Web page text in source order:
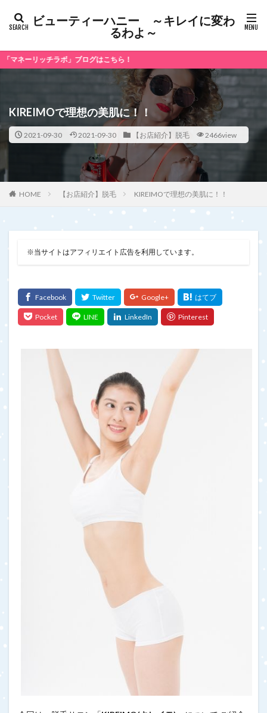
ビューティーハニー ～キレイに変わ
るわよ～
ッチラボ」ブログはこちら！
KIREIMOで理想の美肌に！！
2021-09-30 2021-09-30 【お店紹介】脱毛 2466view
HOME 【お店紹介】脱毛 KIREIMOで理想の美肌に！！
※当サイトはアフィリエイト広告を利用しています。